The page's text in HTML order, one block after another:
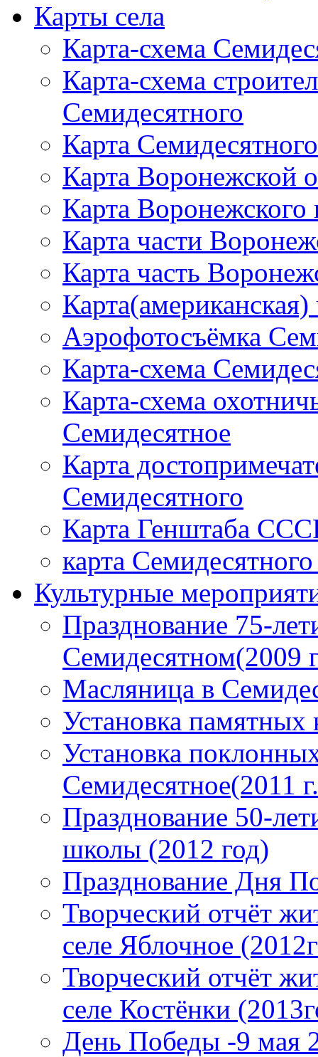
Карты села
Карта-схема
Карта-схема
Семидесятного
Карта
Карта Воронежской
Карта Воронежского
Карта части
Карта часть
Аэрофотосъёмка
Карта-схема
Карта-схема
Семидесятное
Карта
Семидесятного
Карта Генштаба
карта
Культурные
Празднование 75-
Семидесятном(2009
Масляница в
Установка памятных
Установка
Семидесятное(2011
Празднование 50-
школы (2012 год)
Празднование Дня
Творческий отчёт
селе Яблочное
Творческий отчёт
селе Костёнки
День Победы -9 мая